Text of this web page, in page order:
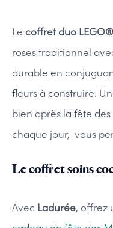
Le coffret duo
roses traditionnel
durable en
fleurs à construire.
bien après la fête
chaque jour, vous
Le coffret soins
Avec Ladurée, offrez